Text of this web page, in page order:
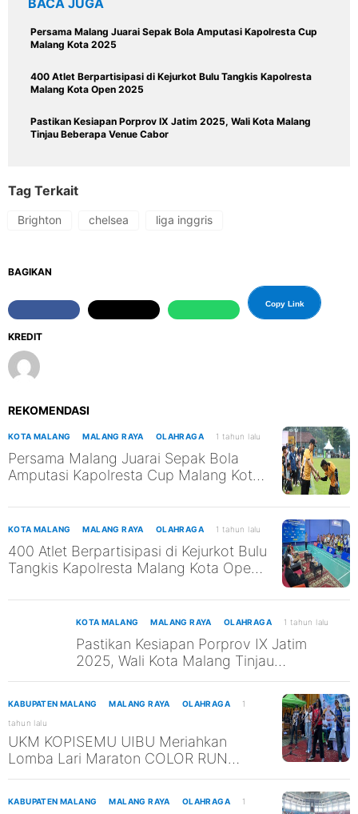
BACA JUGA
Persama Malang Juarai Sepak Bola Amputasi Kapolresta Cup
Malang Kota 2025
400 Atlet Berpartisipasi di Kejurkot Bulu Tangkis Kapolresta
Malang Kota Open 2025
Pastikan Kesiapan Porprov IX Jatim 2025, Wali Kota Malang
Tinjau Beberapa Venue Cabor
Tag Terkait
Brighton chelsea liga inggris
KREDIT
BAGIKAN
Copy Link
REKOMENDASI
KOTA MALANG MALANG RAYA OLAHRAGA 1 tahun lalu
Persama Malang Juarai Sepak Bola
Amputasi Kapolresta Cup Malang Kota
KOTA MALANG MALANG RAYA OLAHRAGA 1 tahun lalu
400 Atlet Berpartisipasi di Kejurkot Bulu
Tangkis Kapolresta Malang Kota Open
KOTA MALANG MALANG RAYA OLAHRAGA 1 tahun lalu
Pastikan Kesiapan Porprov IX Jatim
2025, Wali Kota Malang Tinjau
Beberapa Venue Cabor
KABUPATEN MALANG MALANG RAYA OLAHRAGA
1
tahun lalu
UKM KOPISEMU UIBU Meriahkan
Lomba Lari Maraton COLOR RUN
SMANESI 2025
KABUPATEN MALANG MALANG RAYA OLAHRAGA
1